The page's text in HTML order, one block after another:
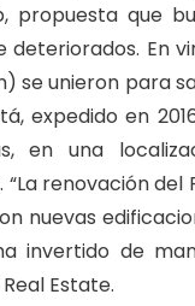
propuesta que
deteriorados. En
se unieron para
expedido en
en una
renovación del
nuevas
invertido de
Estate.